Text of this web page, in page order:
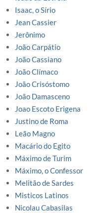
Isaac, o Sírio
Jean Cassier
Jerônimo
João Carpátio
João Cassiano
João Clímaco
João Crisóstomo
João Damasceno
Joao Escoto Erigena
Justino de Roma
Leão Magno
Macário do Egito
Máximo de Turim
Máximo, o Confessor
Melitão de Sardes
Misticos Latinos
Nicolau Cabasilas